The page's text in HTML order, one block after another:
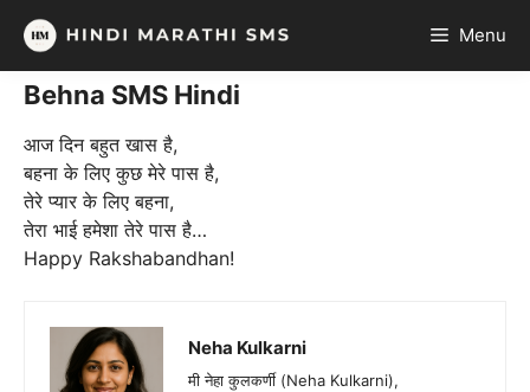
Skip
content
Menu
Behna SMS Hindi
आज दिन बहुत खास है,
बहना के लिए कुछ मेरे पास है,
तेरे प्यार के लिए बहना,
तेरा भाई हमेशा तेरे पास है…
Happy Rakshabandhan!
Neha Kulkarni
मी नेहा कुलकर्णी (Neha Kulkarni),